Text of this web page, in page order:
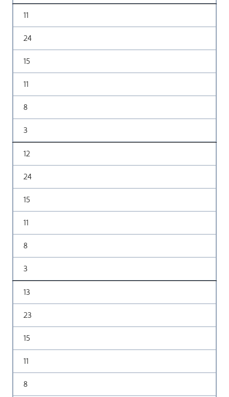
11
24
15
11
8
3
12
24
15
11
8
3
13
23
15
11
8